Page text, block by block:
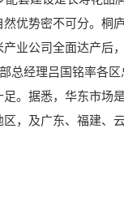
优势密不可分。桐
业公司全面达产后
总经理吕国铭率各
。据悉，华东市场
，及广东、福建、